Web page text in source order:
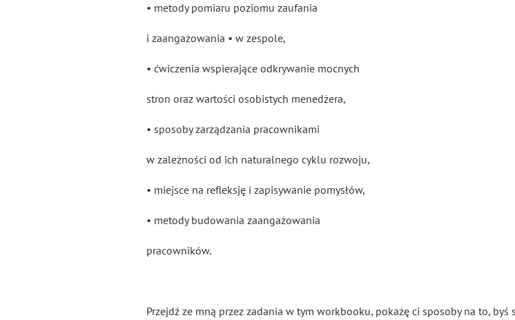
• metody pomiaru poziomu zaufania
i zaangażowania • w zespole,
• ćwiczenia wspierające odkrywanie mocnych
stron oraz wartości osobistych menedżera,
• sposoby zarządzania pracownikami
w zależności od ich naturalnego cyklu rozwoju,
• miejsce na refleksję i zapisywanie pomysłów,
• metody budowania zaangażowania
pracowników.
Przejdź ze mną przez zadania w tym workbooku, pokażę ci sposoby na to,